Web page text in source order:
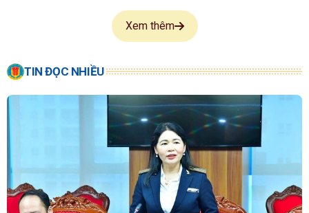
Xem thêm
TIN ĐỌC NHIỀU